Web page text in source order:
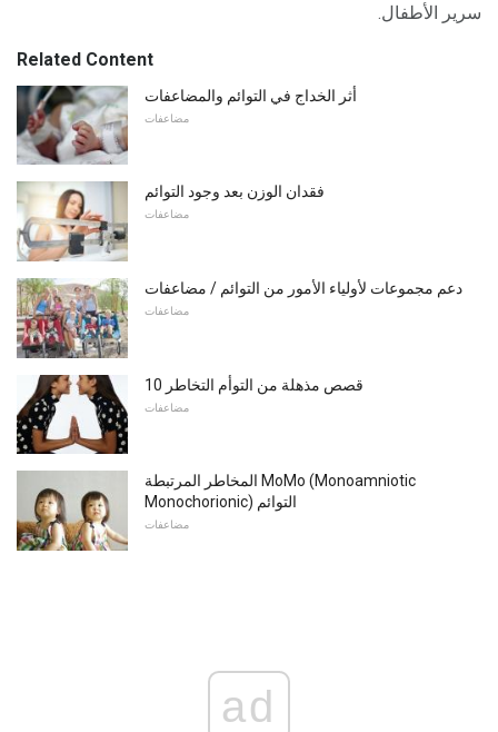
سرير الأطفال.
Related Content
أثر الخداج في التوائم والمضاعفات
مضاعفات
فقدان الوزن بعد وجود التوائم
مضاعفات
دعم مجموعات لأولياء الأمور من التوائم / مضاعفات
مضاعفات
10 قصص مذهلة من التوأم التخاطر
مضاعفات
المخاطر المرتبطة MoMo (Monoamniotic
Monochorionic) التوائم
مضاعفات
ad